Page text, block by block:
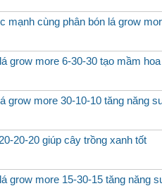
mạnh cùng phân bón lá grow
grow more 6-30-30 tạo mầm hoa
grow more 30-10-10 tăng năng
20-20 giúp cây trồng xanh tốt
grow more 15-30-15 tăng năng